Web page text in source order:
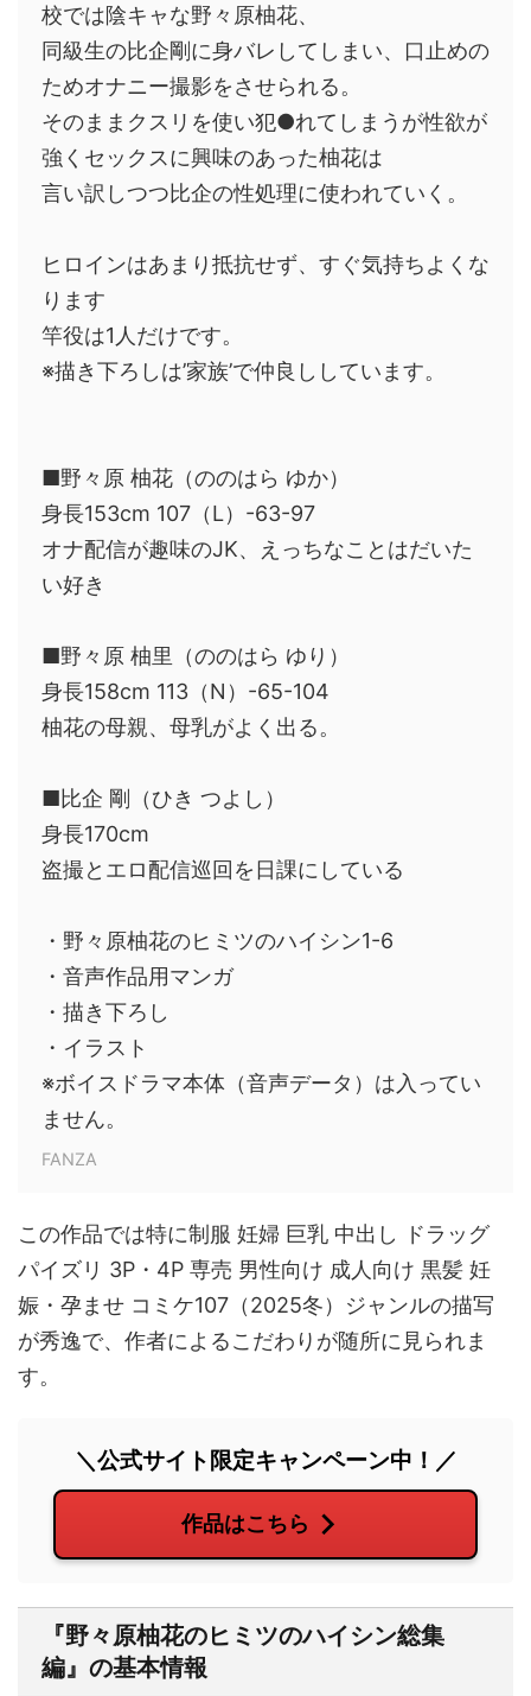
校では陰キャな野々原柚花、
同級生の比企剛に身バレしてしまい、口止めの
ためオナニー撮影をさせられる。
そのままクスリを使い犯●れてしまうが性欲が
強くセックスに興味のあった柚花は
言い訳しつつ比企の性処理に使われていく。
ヒロインはあまり抵抗せず、すぐ気持ちよくな
ります
竿役は1人だけです。
※描き下ろしは’家族’で仲良ししています。
■野々原 柚花（ののはら ゆか）
身長153cm 107（L）-63-97
オナ配信が趣味のJK、えっちなことはだいた
い好き
■野々原 柚里（ののはら ゆり）
身長158cm 113（N）-65-104
柚花の母親、母乳がよく出る。
■比企 剛（ひき つよし）
身長170cm
盗撮とエロ配信巡回を日課にしている
・野々原柚花のヒミツのハイシン1-6
・音声作品用マンガ
・描き下ろし
・イラスト
※ボイスドラマ本体（音声データ）は入ってい
ません。
FANZA
この作品では特に制服 妊婦 巨乳 中出し ドラッグ
パイズリ 3P・4P 専売 男性向け 成人向け 黒髪 妊
娠・孕ませ コミケ107（2025冬）ジャンルの描写
が秀逸で、作者によるこだわりが随所に見られま
す。
＼公式サイト限定キャンペーン中！／
作品はこちら
『野々原柚花のヒミツのハイシン総集
編』の基本情報